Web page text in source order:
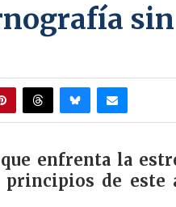
enfrenta la
principios de